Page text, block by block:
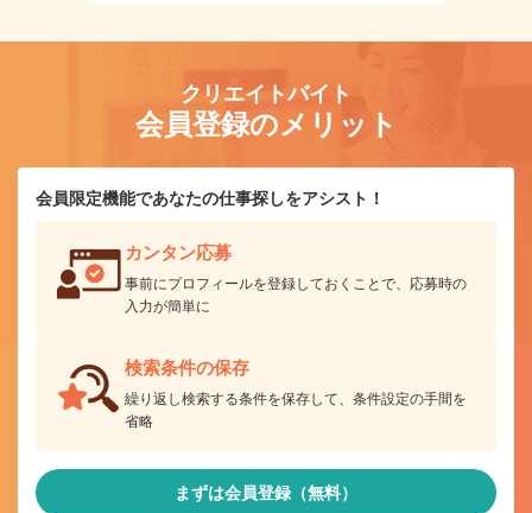
クリエイトバイト
会員登録のメリット
会員限定機能であなたの仕事探しをアシスト！
カンタン応募
事前にプロフィールを登録しておくことで、応募時の
入力が簡単に
検索条件の保存
繰り返し検索する条件を保存して、条件設定の手間を
省略
まずは会員登録（無料）